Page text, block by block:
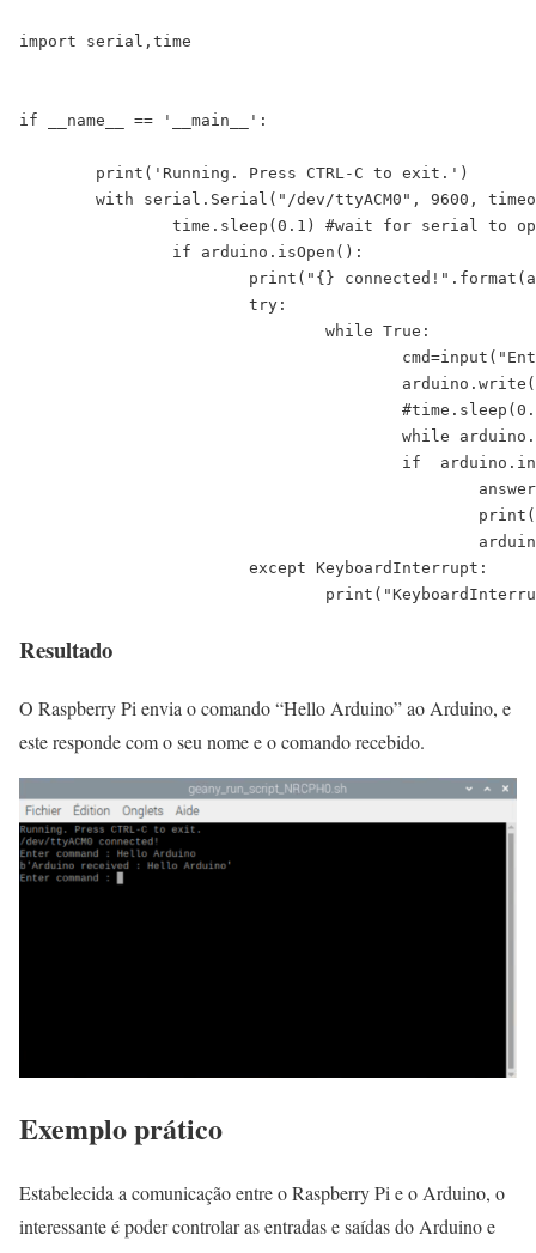
import serial,time
if __name__ == '__main__':
Resultado
O Raspberry Pi envia o comando “Hello Arduino” ao Arduino, e
este responde com o seu nome e o comando recebido.
Exemplo prático
Estabelecida a comunicação entre o Raspberry Pi e o Arduino, o
interessante é poder controlar as entradas e saídas do Arduino e